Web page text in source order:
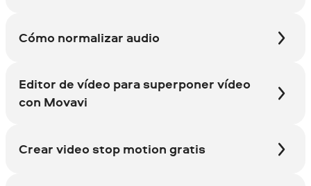
Cómo normalizar audio
Editor de vídeo para superponer vídeo
con Movavi
Crear video stop motion gratis